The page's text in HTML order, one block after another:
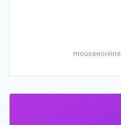
mousavionline